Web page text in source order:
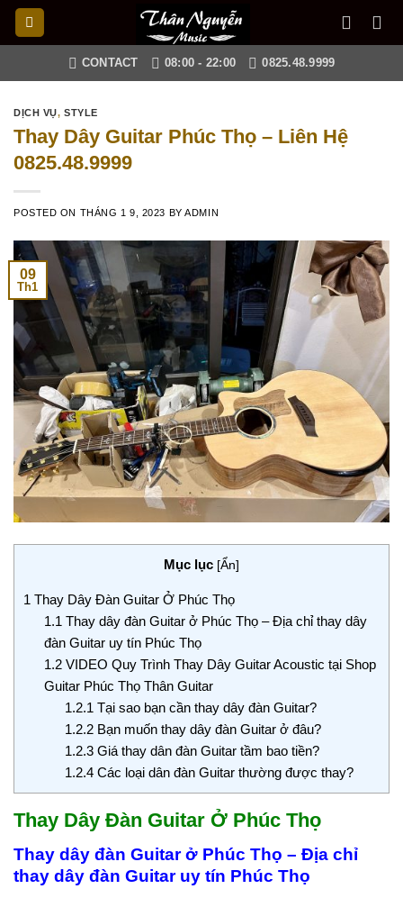
Skip
CONTACT 08:00 - 22:00 0825.48.9999
DỊCH VỤ,STYLE
Thay Dây Guitar Phúc Thọ – Liên Hệ
0825.48.9999
POSTED ON THÁNG 1 9, 2023 BYADMIN
09
Th1
Mục lục [Ẩn]
1 Thay Dây Đàn Guitar Ở Phúc Thọ
1.1Thay dây đàn Guitar ở Phúc Thọ – Địa chỉ thay dây
đàn Guitar uy tín Phúc Thọ
1.2VIDEO Quy Trình Thay Dây Guitar Acoustic tại Shop
Guitar Phúc Thọ Thân Guitar
1.2.1Tại sao bạn cần thay dây đàn Guitar?
1.2.2Bạn muốn thay dây đàn Guitar ở đâu?
1.2.3Giá thay dân đàn Guitar tầm bao tiền?
1.2.4Các loại dân đàn Guitar thường được thay?
Thay Dây Đàn Guitar Ở Phúc Thọ
Thay dây đàn Guitar ở Phúc Thọ – Địa chỉ
thay dây đàn Guitar uy tín Phúc Thọ